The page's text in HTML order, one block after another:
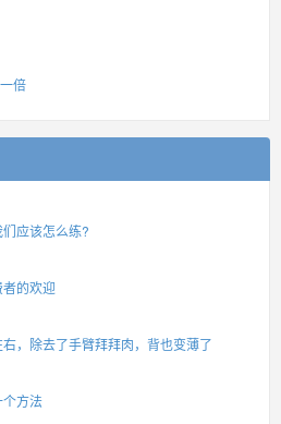
倍
应该怎么练?
的欢迎
，除去了手臂拜拜肉，背也变薄了
个方法